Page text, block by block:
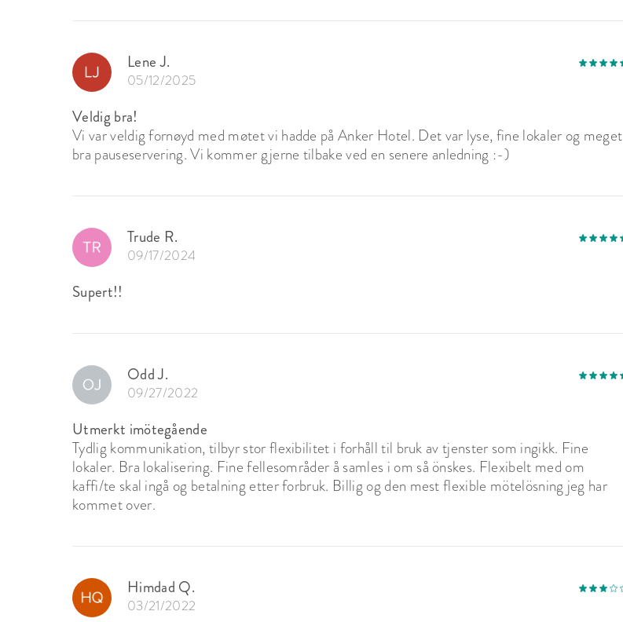
Lene J.
05/12/2025
Veldig bra!
Vi var veldig fornøyd med møtet vi hadde på Anker Hotel. Det var lyse, fine lokaler og meget
bra pauseservering. Vi kommer gjerne tilbake ved en senere anledning :-)
Trude R.
09/17/2024
Supert!!
Odd J.
09/27/2022
Utmerkt imötegående
Tydlig kommunikation, tilbyr stor flexibilitet i forhåll til bruk av tjenster som ingikk. Fine
lokaler. Bra lokalisering. Fine fellesområder å samles i om så önskes. Flexibelt med om
kaffi/te skal ingå og betalning etter forbruk. Billig og den mest flexible mötelösning jeg har
kommet over.
Himdad Q.
03/21/2022